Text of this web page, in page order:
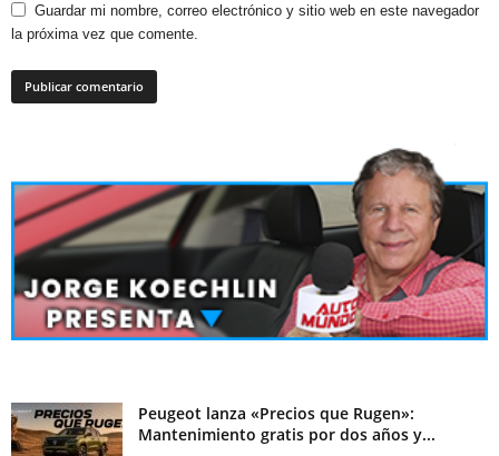
Guardar mi nombre, correo electrónico y sitio web en este navegador
la próxima vez que comente.
Peugeot lanza «Precios que Rugen»:
Mantenimiento gratis por dos años y...